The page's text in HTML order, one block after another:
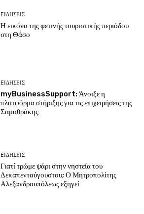
EΙΔΗΣΕΙΣ
Η εικόνα της φετινής τουριστικής περιόδου
στη Θάσο
EΙΔΗΣΕΙΣ
myBusinessSupport: Άνοιξε η
πλατφόρμα στήριξης για τις επιχειρήσεις της
Σαμοθράκης
EΙΔΗΣΕΙΣ
Γιατί τρώμε ψάρι στην νηστεία του
Δεκαπενταύγουστου; Ο Μητροπολίτης
Αλεξανδρουπόλεως εξηγεί